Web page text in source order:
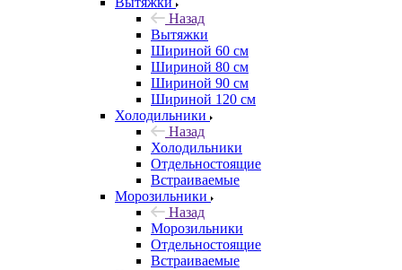
Назад
Вытяжки
Шириной 60 см
Шириной 80 см
Шириной 90 см
Шириной 120 см
Холодильники
Назад
Холодильники
Отдельностоящие
Встраиваемые
Морозильники
Назад
Морозильники
Отдельностоящие
Встраиваемые